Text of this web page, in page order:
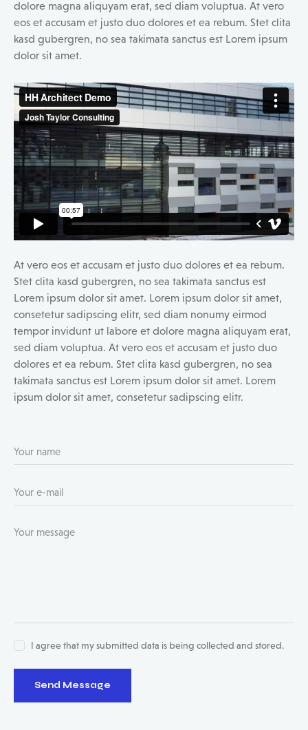
dolore magna aliquyam erat, sed diam voluptua. At vero
eos et accusam et justo duo dolores et ea rebum. Stet clita
kasd gubergren, no sea takimata sanctus est Lorem ipsum
dolor sit amet.
At vero eos et accusam et justo duo dolores et ea rebum.
Stet clita kasd gubergren, no sea takimata sanctus est
Lorem ipsum dolor sit amet. Lorem ipsum dolor sit amet,
consetetur sadipscing elitr, sed diam nonumy eirmod
tempor invidunt ut labore et dolore magna aliquyam erat,
sed diam voluptua. At vero eos et accusam et justo duo
dolores et ea rebum. Stet clita kasd gubergren, no sea
takimata sanctus est Lorem ipsum dolor sit amet. Lorem
ipsum dolor sit amet, consetetur sadipscing elitr.
I agree that my submitted data is being collected and stored.
Send Message